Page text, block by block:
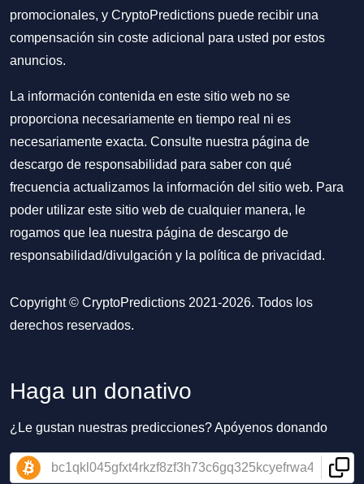
promocionales, y CryptoPredictions puede recibir una
compensación sin coste adicional para usted por estos
anuncios.
La información contenida en este sitio web no se
proporciona necesariamente en tiempo real ni es
necesariamente exacta. Consulte nuestra página de
descargo de responsabilidad para saber con qué
frecuencia actualizamos la información del sitio web. Para
poder utilizar este sitio web de cualquier manera, le
rogamos que lea nuestra página de descargo de
responsabilidad/divulgación y la política de privacidad.
Copyright © CryptoPredictions 2021-2026. Todos los
derechos reservados.
Haga un donativo
¿Le gustan nuestras predicciones? Apóyenos donando